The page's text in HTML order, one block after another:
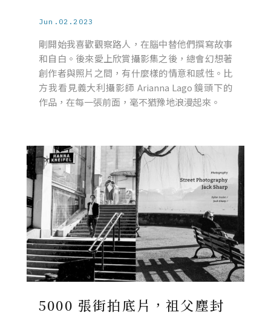
Jun.02.2023
剛開始我喜歡觀察路人，在腦中替他們撰寫故事
和自白。後來愛上欣賞攝影集之後，總會幻想著
創作者與照片之間，有什麼樣的情意和感性。比
方我看見義大利攝影師 Arianna Lago 鏡頭下的
作品，在每一張前面，毫不猶豫地浪漫起來。
5000 張街拍底片，祖父塵封